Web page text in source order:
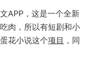
APP，这是一个全新
肉，所以有短剧和小
花小说这个项目 ，同